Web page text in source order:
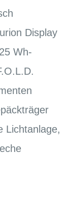
Display
Wh-
Lichtanlage,